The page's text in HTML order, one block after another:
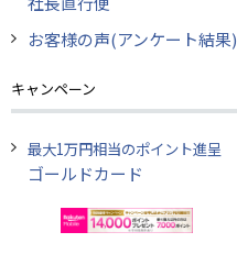
お客様の声(アンケート結果)
キャンペーン
最大1万円相当のポイント進呈
ゴールドカード